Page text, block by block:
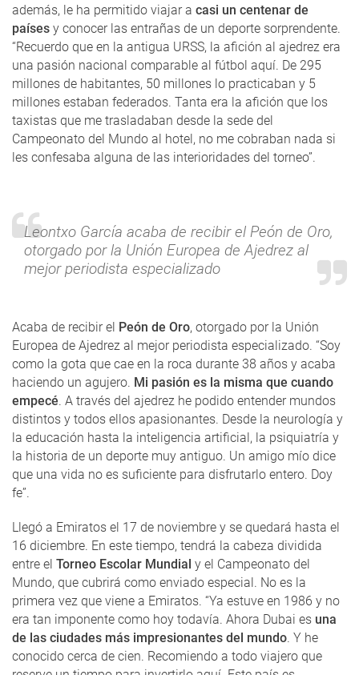
además, le ha permitido viajar a casi un centenar de
países y conocer las entrañas de un deporte sorprendente.
“Recuerdo que en la antigua URSS, la afición al ajedrez era
una pasión nacional comparable al fútbol aquí. De 295
millones de habitantes, 50 millones lo practicaban y 5
millones estaban federados. Tanta era la afición que los
taxistas que me trasladaban desde la sede del
Campeonato del Mundo al hotel, no me cobraban nada si
les confesaba alguna de las interioridades del torneo”.
Leontxo García acaba de recibir el Peón de Oro,
otorgado por la Unión Europea de Ajedrez al
mejor periodista especializado
Acaba de recibir el Peón de Oro, otorgado por la Unión
Europea de Ajedrez al mejor periodista especializado. “Soy
como la gota que cae en la roca durante 38 años y acaba
haciendo un agujero. Mi pasión es la misma que cuando
empecé. A través del ajedrez he podido entender mundos
distintos y todos ellos apasionantes. Desde la neurología y
la educación hasta la inteligencia artificial, la psiquiatría y
la historia de un deporte muy antiguo. Un amigo mío dice
que una vida no es suficiente para disfrutarlo entero. Doy
fe”.
Llegó a Emiratos el 17 de noviembre y se quedará hasta el
16 diciembre. En este tiempo, tendrá la cabeza dividida
entre el Torneo Escolar Mundial y el Campeonato del
Mundo, que cubrirá como enviado especial. No es la
primera vez que viene a Emiratos. “Ya estuve en 1986 y no
era tan imponente como hoy todavía. Ahora Dubai es una
de las ciudades más impresionantes del mundo. Y he
conocido cerca de cien. Recomiendo a todo viajero que